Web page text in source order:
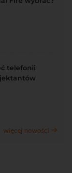
telefonii
więcej nowości